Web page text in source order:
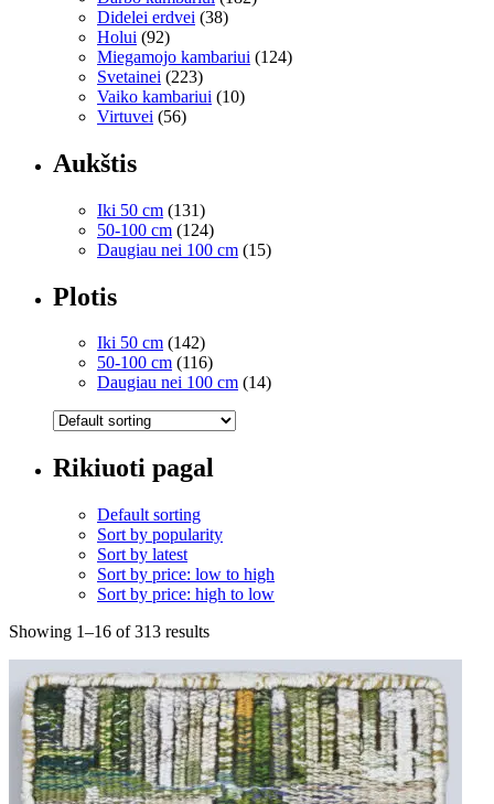
Didelei erdvei (38)
Holui (92)
Miegamojo kambariui (124)
Svetainei (223)
Vaiko kambariui (10)
Virtuvei (56)
Aukštis
Iki 50 cm (131)
50-100 cm (124)
Daugiau nei 100 cm (15)
Plotis
Iki 50 cm (142)
50-100 cm (116)
Daugiau nei 100 cm (14)
Rikiuoti pagal
Default sorting
Sort by popularity
Sort by latest
Sort by price: low to high
Sort by price: high to low
Showing 1–16 of 313 results